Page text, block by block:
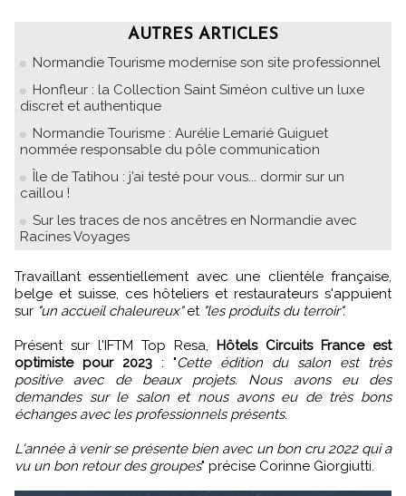
AUTRES ARTICLES
Normandie Tourisme modernise son site professionnel
Honfleur : la Collection Saint Siméon cultive un luxe
discret et authentique
Normandie Tourisme : Aurélie Lemarié Guiguet
nommée responsable du pôle communication
Île de Tatihou : j’ai testé pour vous... dormir sur un
caillou !
Sur les traces de nos ancêtres en Normandie avec
Racines Voyages
Travaillant essentiellement avec une clientèle française,
belge et suisse, ces hôteliers et restaurateurs s'appuient
sur "un accueil chaleureux"et "les produits du terroir".
Présent sur l'IFTM Top Resa,
Hôtels Circuits France est
optimiste pour 2023 : "Cette édition du salon est très
positive avec de beaux projets. Nous avons eu des
demandes sur le salon et nous avons eu de très bons
échanges avec les professionnels présents.
L'année à venir se présente bien avec un bon cru 2022 qui a
vu un bon retour des groupes" précise Corinne Giorgiutti.